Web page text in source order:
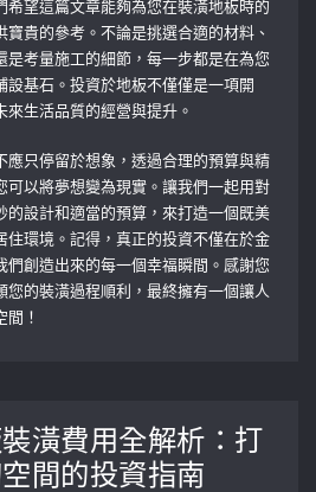
希望這篇文章能夠為您在裝潢地板時的
寶貴的參考。不論是挑選合適的材料、
是考量施工的細節，每一步都是在為您
設基石。投資於地板不僅僅是一項開
來生活品質的經營與提升。
應只停留於想象，透過合理的預算與精
可以將夢想變為現實。讓我們一起用對
的設計和適當的預算，來打造一個既美
住環境。記得，真正的投資不僅在於金
們創造出來的每一個幸福瞬間。感謝您
您的裝潢過程順利，最終擁有一個讓人
間！
潢費用全解析：打
間的投資指南